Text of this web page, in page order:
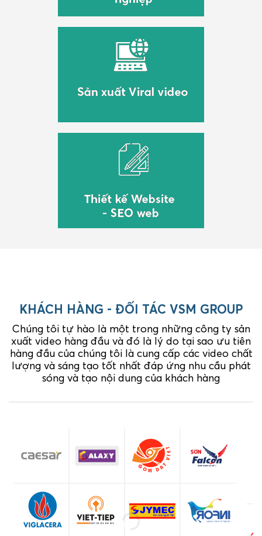
KHÁCH HÀNG - ĐỐI TÁC VSM GROUP
Chúng tôi tự hào là một trong những công ty sản
xuất video hàng đầu và đó là lý do tại sao ưu tiên
hàng đầu của chúng tôi là cung cấp các video chất
lượng và sáng tạo tốt nhất đáp ứng nhu cầu phát
sóng và tạo nội dung của khách hàng